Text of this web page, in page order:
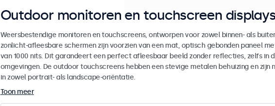
Outdoor monitoren en touchscreen
Weersbestendige monitoren en touchscreens, ontworpen voor zowel binnen- als
zonlicht-afleesbare schermen zijn voorzien van een mat, optisch gebonden paneel
van 1000 nits. Dit garandeert een perfect afleesbaar beeld zonder reflecties, zelfs in
omgevingen. De outdoor touchscreens hebben een stevige metalen behuizing en zijn
in zowel portrait- als landscape-oriëntatie.
Toon meer